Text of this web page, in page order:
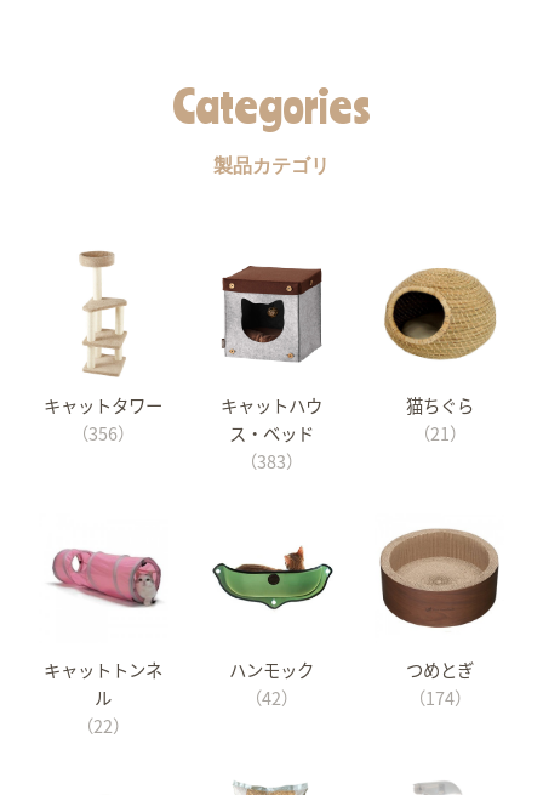
Categories
製品カテゴリ
キャットタワー
（356）
キャットハウ
ス・ベッド
（383）
猫ちぐら
（21）
キャットトンネ
ル
（22）
ハンモック
（42）
つめとぎ
（174）